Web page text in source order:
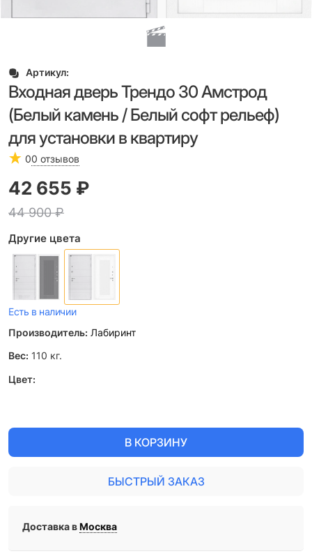
Артикул:
Входная дверь Трендо 30 Амстрод
(Белый камень / Белый софт рельеф)
для установки в квартиру
00 отзывов
44 900 ₽
42 655 ₽
Другие цвета
Есть в наличии
Производитель: Лабиринт
Вес: 110 кг.
Цвет:
В КОРЗИНУ
БЫСТРЫЙ ЗАКАЗ
Доставка вМосква